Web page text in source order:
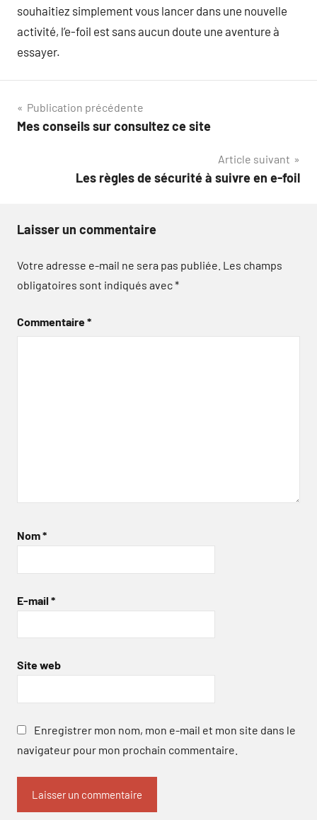
souhaitiez simplement vous lancer dans une nouvelle
activité, l’e-foil est sans aucun doute une aventure à
essayer.
Navigation
de
Publication précédente
Mes conseils sur consultez ce site
Article suivant
Les règles de sécurité à suivre en e-foil
Laisser un commentaire
Votre adresse e-mail ne sera pas publiée. Les champs
obligatoires sont indiqués avec*
Commentaire*
Nom*
E-mail *
Site web
Enregistrer mon nom, mon e-mail et mon site dans le
navigateur pour mon prochain commentaire.